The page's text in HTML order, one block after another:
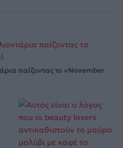
παίζοντας το «November